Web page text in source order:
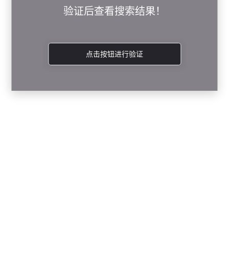
验证后查看搜索结果！
点击按钮进行验证